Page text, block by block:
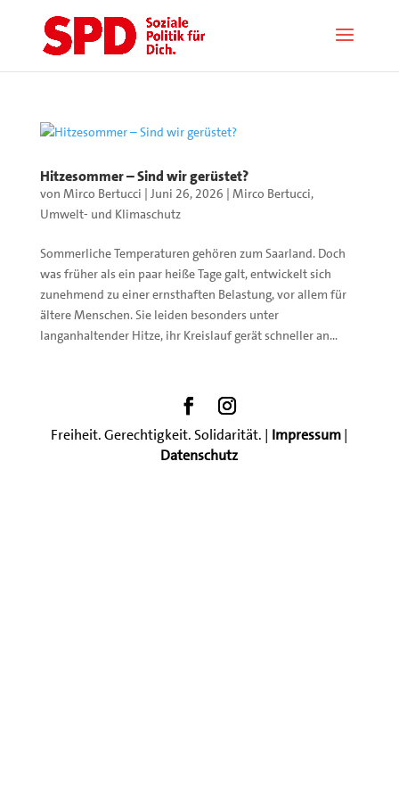
Hitzesommer – Sind wir gerüstet?
von Mirco Bertucci | Juni 26, 2026 | Mirco Bertucci,
Umwelt- und Klimaschutz
Sommerliche Temperaturen gehören zum Saarland. Doch
was früher als ein paar heiße Tage galt, entwickelt sich
zunehmend zu einer ernsthaften Belastung, vor allem für
ältere Menschen. Sie leiden besonders unter
langanhaltender Hitze, ihr Kreislauf gerät schneller an...
Freiheit. Gerechtigkeit. Solidarität. | Impressum|
Datenschutz